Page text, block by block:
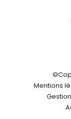
Mentions